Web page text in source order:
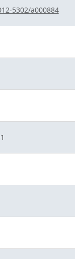
5302/a000884